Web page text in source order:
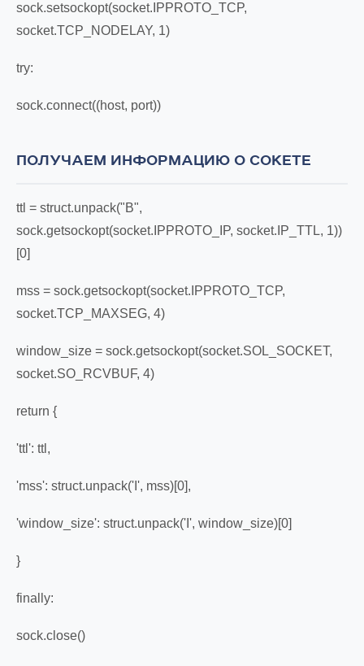
sock.setsockopt(socket.IPPROTO_TCP,
socket.TCP_NODELAY, 1)
try:
sock.connect((host, port))
ПОЛУЧАЕМ ИНФОРМАЦИЮ О СОКЕТЕ
ttl = struct.unpack("B",
sock.getsockopt(socket.IPPROTO_IP, socket.IP_TTL, 1))
[0]
mss = sock.getsockopt(socket.IPPROTO_TCP,
socket.TCP_MAXSEG, 4)
window_size = sock.getsockopt(socket.SOL_SOCKET,
socket.SO_RCVBUF, 4)
return {
'ttl': ttl,
'mss': struct.unpack('I', mss)[0],
'window_size': struct.unpack('I', window_size)[0]
}
finally:
sock.close()